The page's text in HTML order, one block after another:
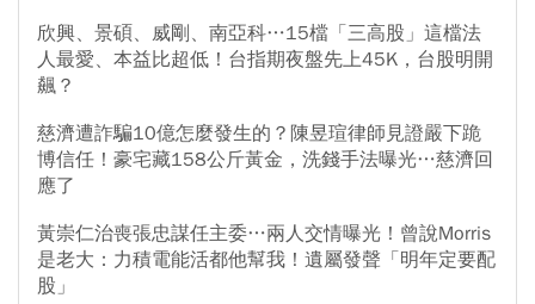
欣興、景碩、威剛、南亞科…15檔「三高股」這檔法
人最愛、本益比超低！台指期夜盤先上45K，台股明開
飆？
慈濟遭詐騙10億怎麼發生的？陳昱瑄律師見證嚴下跪
博信任！豪宅藏158公斤黃金，洗錢手法曝光…慈濟回
應了
黃崇仁治喪張忠謀任主委…兩人交情曝光！曾說Morris
是老大：力積電能活都他幫我！遺屬發聲「明年定要配
股」